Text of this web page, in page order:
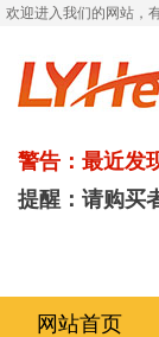
欢迎进入我们的网站，
警告：最近发
提醒：请购买
网站首页